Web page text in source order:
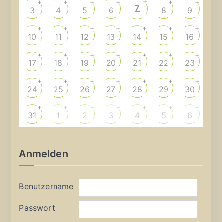
3
+
4
+
5
+
6
+
7 8
+
9
+
10
+
11
+
12
+
13
+
14
+
15
+
16
+
17
+
18
+
19
+
20
+
21
+
22
+
23
+
24
+
25
+
26
+
27
+
28
+
29
+
30
+
31
+
1
+
2
+
3
+
4
+
5
+
6
+
Anmelden
Benutzername
Passwort